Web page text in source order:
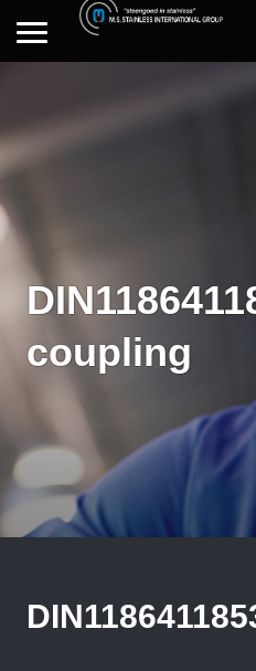
coupling